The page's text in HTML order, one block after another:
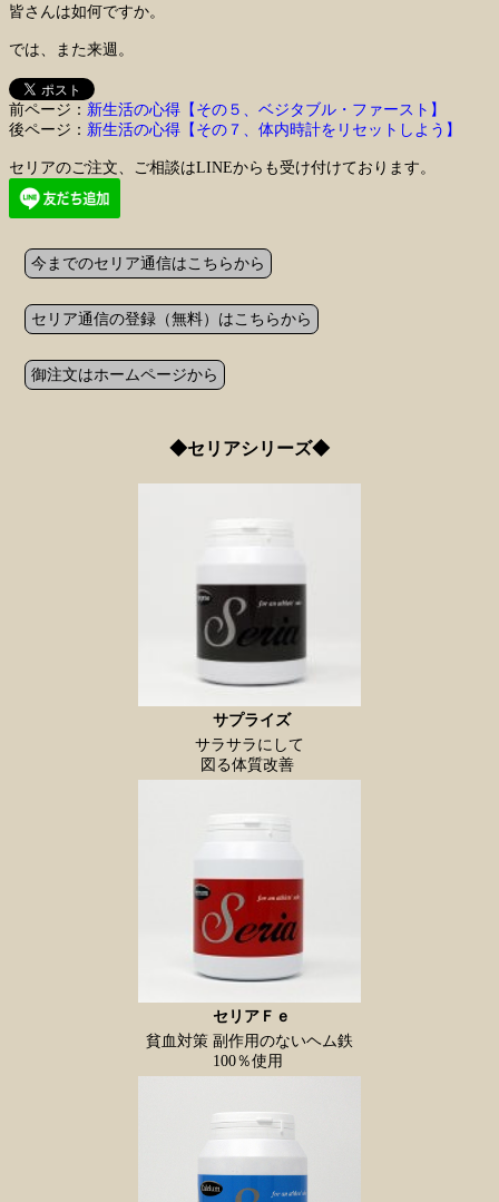
皆さんは如何ですか。
では、また来週。
前ページ： 新生活の心得【その５、ベジタブル・ファースト】
後ページ： 新生活の心得【その７、体内時計をリセットしよう】
セリアのご注文、ご相談はLINEからも受け付けております。
今までのセリア通信はこちらから
セリア通信の登録（無料）はこちらから
御注文はホームページから
◆セリアシリーズ◆
サプライズ
サラサラにして
図る体質改善
セリアＦｅ
貧血対策 副作用のないヘム鉄
100％使用